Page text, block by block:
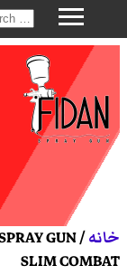
خانه/
GUN
SLIM COMBAT